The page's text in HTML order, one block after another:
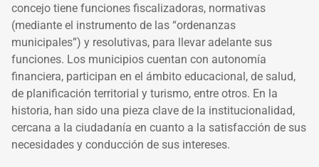
concejo tiene funciones fiscalizadoras, normativas
(mediante el instrumento de las “ordenanzas
municipales”) y resolutivas, para llevar adelante sus
funciones. Los municipios cuentan con autonomía
financiera, participan en el ámbito educacional, de salud,
de planificación territorial y turismo, entre otros. En la
historia, han sido una pieza clave de la institucionalidad,
cercana a la ciudadanía en cuanto a la satisfacción de sus
necesidades y conducción de sus intereses.